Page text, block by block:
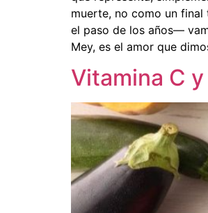
muerte, no como un
el paso de los años—
Mey, es el amor que
Vitamina C